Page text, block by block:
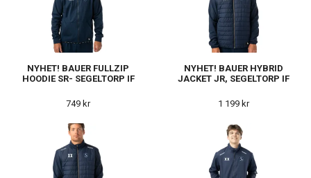
NYHET! BAUER FULLZIP
HOODIE SR- SEGELTORP IF
749 kr
NYHET! BAUER HYBRID
JACKET JR, SEGELTORP IF
1 199 kr